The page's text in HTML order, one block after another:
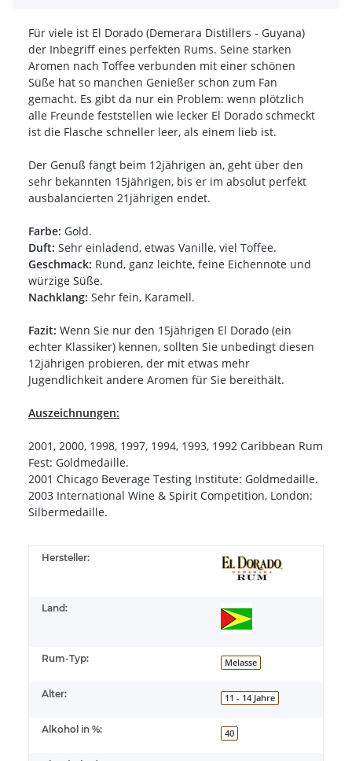
Für viele ist El Dorado (Demerara Distillers - Guyana)
der Inbegriff eines perfekten Rums. Seine starken
Aromen nach Toffee verbunden mit einer schönen
Süße hat so manchen Genießer schon zum Fan
gemacht. Es gibt da nur ein Problem: wenn plötzlich
alle Freunde feststellen wie lecker El Dorado schmeckt
ist die Flasche schneller leer, als einem lieb ist.
Der Genuß fängt beim 12jährigen an, geht über den
sehr bekannten 15jährigen, bis er im absolut perfekt
ausbalancierten 21jährigen endet.
Farbe: Gold.
Duft: Sehr einladend, etwas Vanille, viel Toffee.
Geschmack: Rund, ganz leichte, feine Eichennote und
würzige Süße.
Nachklang: Sehr fein, Karamell.
Fazit: Wenn Sie nur den 15jährigen El Dorado (ein
echter Klassiker) kennen, sollten Sie unbedingt diesen
12jährigen probieren, der mit etwas mehr
Jugendlichkeit andere Aromen für Sie bereithält.
Auszeichnungen:
2001, 2000, 1998, 1997, 1994, 1993, 1992 Caribbean Rum
Fest: Goldmedaille.
2001 Chicago Beverage Testing Institute: Goldmedaille.
2003 International Wine & Spirit Competition, London:
Silbermedaille.
Hersteller:
Land:
Rum-Typ: Melasse
Alter: 11 - 14 Jahre
Alkohol in %: 40